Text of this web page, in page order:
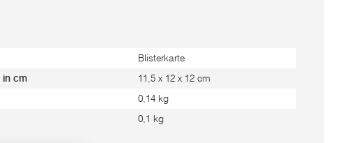
Blisterkarte
in cm 11,5 x 12 x 12 cm
0,14 kg
0,1 kg